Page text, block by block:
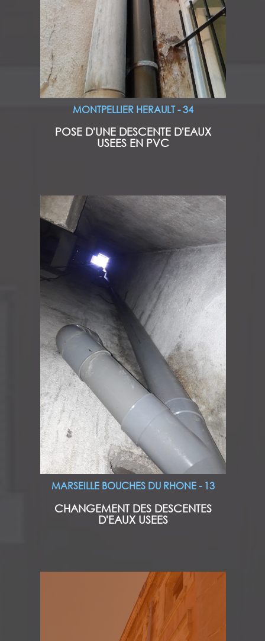
MONTPELLIER HERAULT - 34
POSE D'UNE DESCENTE D'EAUX
USEES EN PVC
MARSEILLE BOUCHES DU RHONE - 13
CHANGEMENT DES DESCENTES
D'EAUX USEES